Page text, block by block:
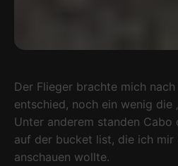
Der Flieger brachte mich
entschied, noch ein wenig die
Unter anderem standen Cabo
auf der bucket list, die ich mir
anschauen wollte.